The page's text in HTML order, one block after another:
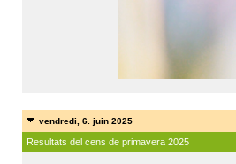
vendredi, 6. juin 2025
Resultats del cens de primavera 2025